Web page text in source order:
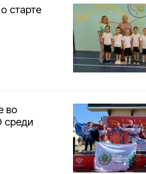
старте
во
среди